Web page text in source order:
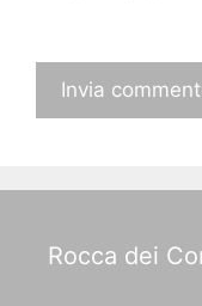
Rocca dei